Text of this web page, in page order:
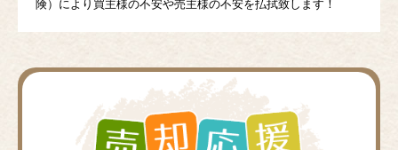
険）により買主様の不安や売主様の不安を払拭致します！